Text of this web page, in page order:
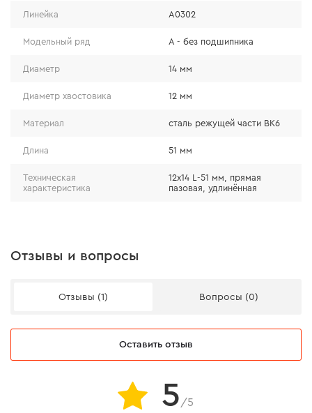
Линейка А0302
Модельный ряд А - без подшипника
Диаметр 14 мм
Диаметр хвостовика 12 мм
Материал сталь режущей части ВК6
Длина 51 мм
Техническая
характеристика
12x14 L-51 мм, прямая
пазовая, удлинённая
Отзывы и вопросы
Отзывы (1) Вопросы (0)
Оставить отзыв
5 /5